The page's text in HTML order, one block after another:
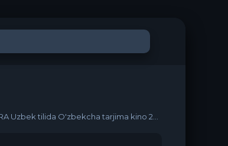
O'zbekcha tarjima kino 2019 HD tas-ix skachat